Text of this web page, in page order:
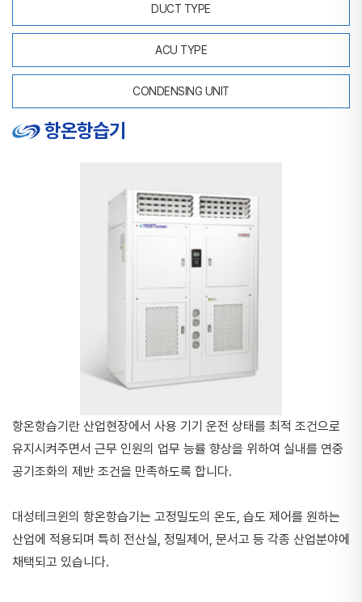
DUCT TYPE
ACU TYPE
CONDENSING UNIT
항온항습기
항온항습기란 산업현장에서 사용 기기 운전 상태를 최적 조건으로
유지시켜주면서 근무 인원의 업무 능률 향상을 위하여 실내를 연중
공기조화의 제반 조건을 만족하도록 합니다.
대성테크윈의 항온항습기 는 고정밀도의 온도, 습도 제어를 원하는
산업에 적용되며 특히 전산실, 정밀제어, 문서고 등 각종 산업분야에
채택되고 있습니다.